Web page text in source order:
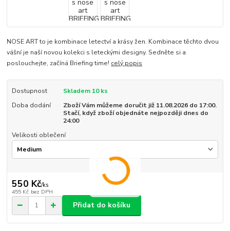
NOSE ART to je kombinace letectví a krásy žen. Kombinace těchto dvou
vášní je naší novou kolekci s leteckými designy. Sedněte si a
poslouchejte, začíná Briefing time! celý popis
Dostupnost
Skladem 10 ks
Doba dodání
Zboží Vám můžeme doručit již 11.08.2026 do 17:00.
Stačí, když zboží objednáte nejpozději dnes do
24:00
Velikosti oblečení
550 Kč/ks
455 Kč bez DPH
Přidat do košíku